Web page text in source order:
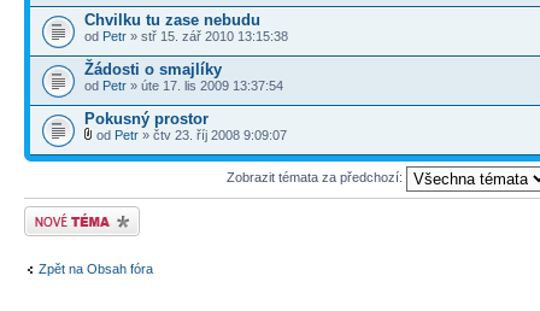
Chvilku tu zase nebudu
od Petr » stř 15. zář 2010 13:15:38
Žádosti o smajlíky
od Petr » úte 17. lis 2009 13:37:54
Pokusný prostor
od Petr » čtv 23. říj 2008 9:09:07
Zobrazit témata za předchozí:
Odeslat nové téma
Zpět na Obsah fóra